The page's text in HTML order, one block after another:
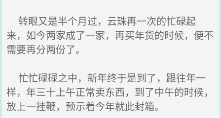
转眼又是半个月过，云珠再一次的忙碌起
来，如今两家成了一家，再买年货的时候，便不
需要再分两份了。
忙忙碌碌之中，新年终于是到了，跟往年一
样，年三十上午正常卖东西，到了中午的时候，
放上一挂鞭，预示着今年就此封箱。